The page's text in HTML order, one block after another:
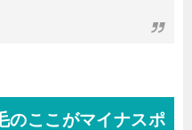
のここがマイナスポ